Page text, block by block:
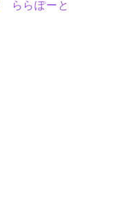
ららぽーと